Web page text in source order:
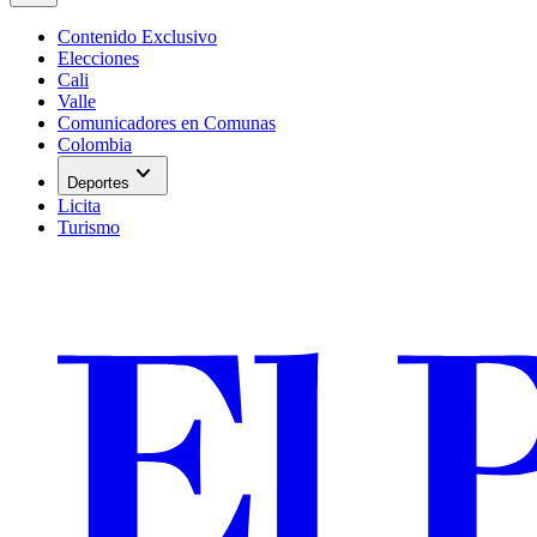
Contenido Exclusivo
Elecciones
Cali
Valle
Comunicadores en Comunas
Colombia
Deportes expand_more
Licita
Turismo